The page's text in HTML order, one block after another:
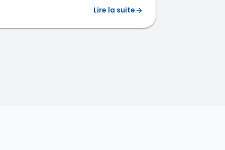
Lire la suite